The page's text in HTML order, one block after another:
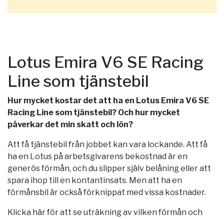
Lotus Emira V6 SE Racing
Line som tjänstebil
Hur mycket kostar det att ha en Lotus Emira V6 SE
Racing Line som tjänstebil? Och hur mycket
påverkar det min skatt och lön?
Att få tjänstebil från jobbet kan vara lockande. Att få
ha en Lotus på arbetsgivarens bekostnad är en
generös förmån, och du slipper själv belåning eller att
spara ihop till en kontantinsats. Men att ha en
förmånsbil är också förknippat med vissa kostnader.
Klicka här för att se uträkning av vilken förmån och